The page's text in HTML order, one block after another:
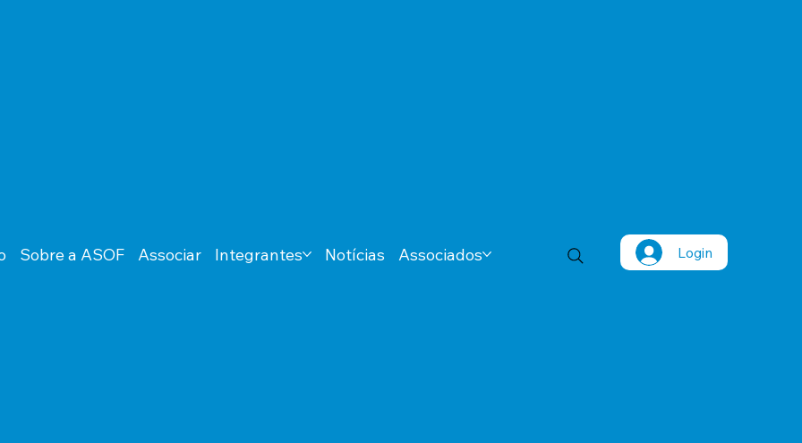
Sobre a ASOF Associar Integrantes Notícias Associados Login